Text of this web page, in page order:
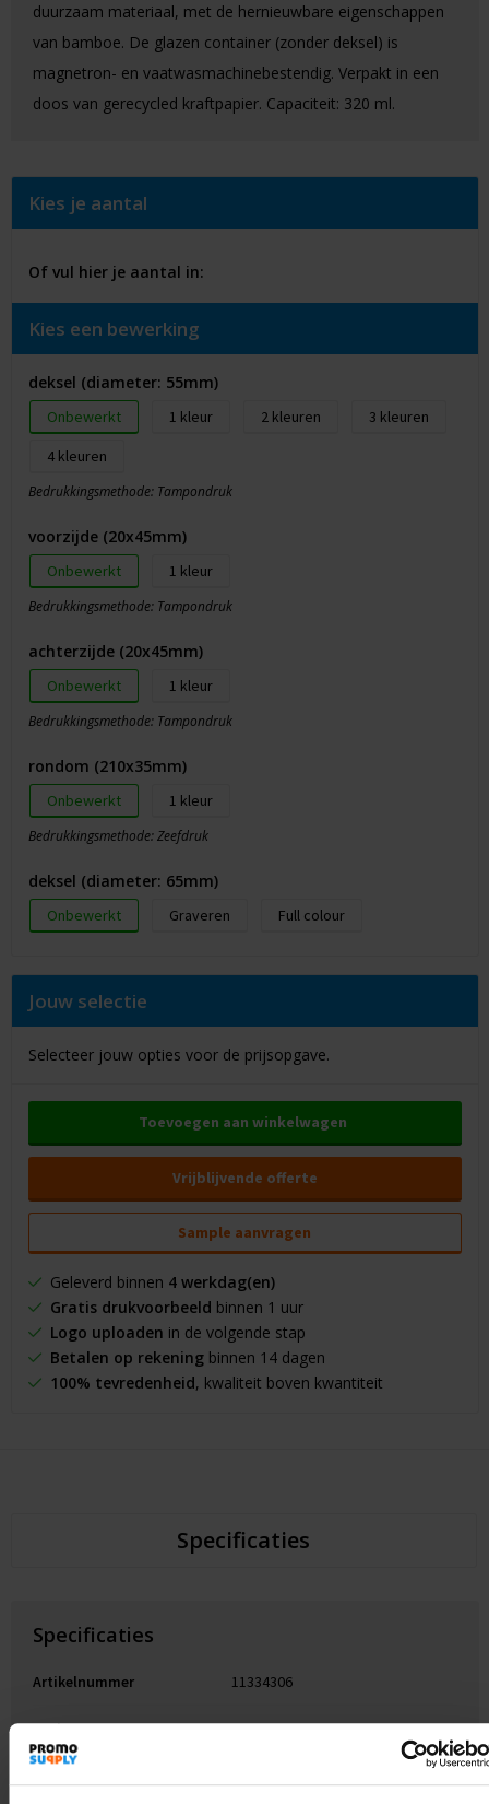
duurzaam materiaal, met de hernieuwbare eigenschappen
van bamboe. De glazen container (zonder deksel) is
magnetron- en vaatwasmachinebestendig. Verpakt in een
doos van gerecycled kraftpapier. Capaciteit: 320 ml.
Kies je aantal
Of vul hier je aantal in:
Kies een bewerking
deksel (diameter: 55mm)
Onbewerkt 1 2
3
4
Bedrukkingsmethode: Tampondruk
voorzijde (20x45mm)
Onbewerkt 1
Bedrukkingsmethode: Tampondruk
achterzijde (20x45mm)
Onbewerkt 1
Bedrukkingsmethode: Tampondruk
rondom (210x35mm)
Onbewerkt 1
Bedrukkingsmethode: Zeefdruk
deksel (diameter: 65mm)
Onbewerkt Graveren Full colour
Jouw selectie
Selecteer jouw opties voor de prijsopgave.
Toevoegen aan winkelwagen
Vrijblijvende offerte
Sample aanvragen
Geleverd binnen 4 werkdag(en)
Gratis drukvoorbeeld binnen 1 uur
Logo uploaden in de volgende stap
Betalen op rekeningbinnen 14 dagen
100% tevredenheid, kwaliteit boven kwantiteit
Specificaties
Specificaties
Artikelnummer 11334306
Merk Seasons